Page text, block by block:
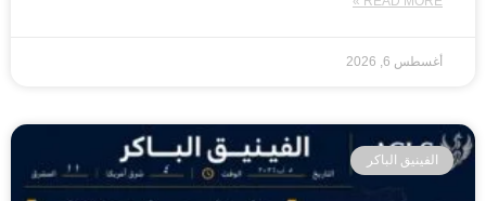
أغسطس 6, 2026
الفينيق الباكر